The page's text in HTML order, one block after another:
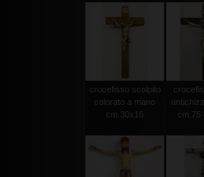
crocefisso scolpito
colorato a mano
cm.30x16
cm.75